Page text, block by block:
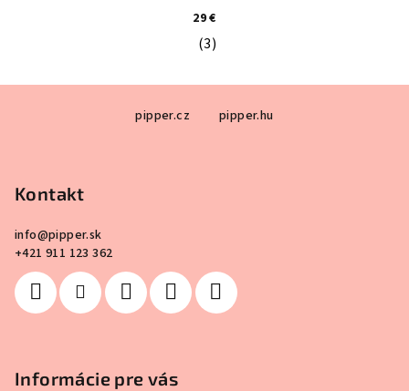
29 €
Priemerné hodnotenie produktu
(3)
pipper.cz pipper.hu
Kontakt
info@pipper.sk
+421 911 123 362
Informácie pre vás